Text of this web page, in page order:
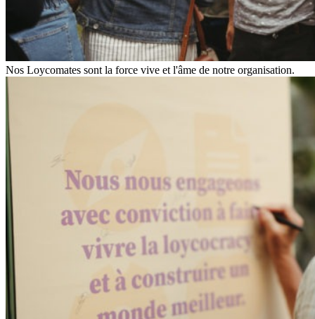
Nos Loycomates sont la force vive et l'âme de notre organisation.